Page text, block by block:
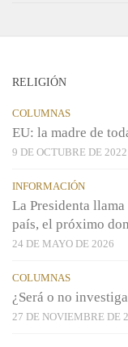
RELIGIÓN
COLUMNAS
EU: la madre de
9 DE OCTUBRE DE 2022
INFORMACIÓN
La Presidenta
país, el próximo
24 DE MAYO DE 2026
COLUMNAS
¿Será o no
27 DE NOVIEMBRE DE